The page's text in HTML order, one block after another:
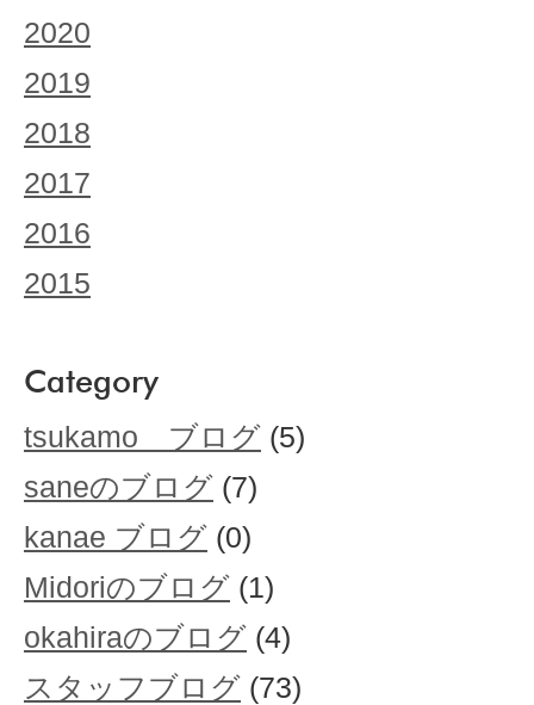
2020
2019
2018
2017
2016
2015
Category
tsukamo ブログ (5)
saneのブログ (7)
kanae ブログ (0)
Midoriのブログ (1)
okahiraのブログ (4)
スタッフブログ (73)